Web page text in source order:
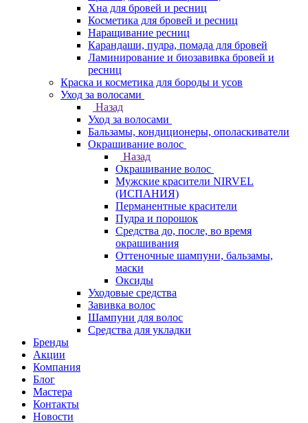
Хна для бровей и ресниц
Косметика для бровей и ресниц
Наращивание ресниц
Карандаши, пудра, помада для бровей
Ламинирование и биозавивка бровей и
ресниц
Краска и косметика для бороды и усов
Уход за волосами
Назад
Уход за волосами
Бальзамы, кондиционеры, ополаскиватели
Окрашивание волос
Назад
Окрашивание волос
Мужские красители NIRVEL
(ИСПАНИЯ)
Перманентные красители
Пудра и порошок
Средства до, после, во время
окрашивания
Оттеночные шампуни, бальзамы,
маски
Оксиды
Уходовые средства
Завивка волос
Шампуни для волос
Средства для укладки
Бренды
Акции
Компания
Блог
Мастера
Контакты
Новости